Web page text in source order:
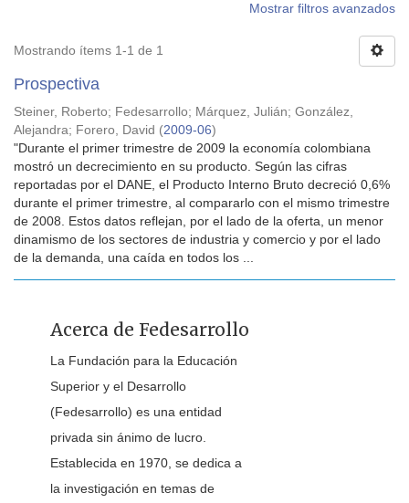
Mostrar filtros avanzados
Mostrando ítems 1-1 de 1
Prospectiva
Steiner, Roberto; Fedesarrollo; Márquez, Julián; González,
Alejandra; Forero, David (2009-06)
"Durante el primer trimestre de 2009 la economía colombiana
mostró un decrecimiento en su producto. Según las cifras
reportadas por el DANE, el Producto Interno Bruto decreció 0,6%
durante el primer trimestre, al compararlo con el mismo trimestre
de 2008. Estos datos reflejan, por el lado de la oferta, un menor
dinamismo de los sectores de industria y comercio y por el lado
de la demanda, una caída en todos los ...
Acerca de Fedesarrollo
La Fundación para la Educación
Superior y el Desarrollo
(Fedesarrollo) es una entidad
privada sin ánimo de lucro.
Establecida en 1970, se dedica a
la investigación en temas de